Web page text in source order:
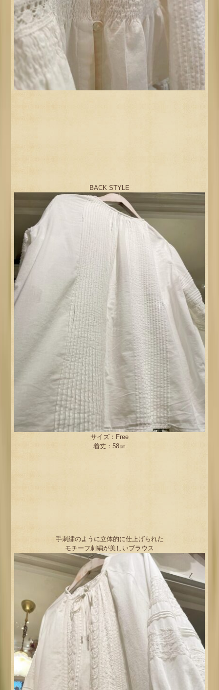
BACK STYLE
サイズ：Free
着丈：58㎝
手刺繍のように立体的に仕上げられた
モチーフ刺繍が美しいブラウス